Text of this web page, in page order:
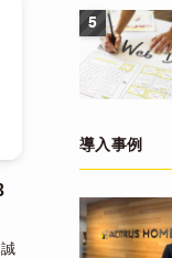
5
導入事例